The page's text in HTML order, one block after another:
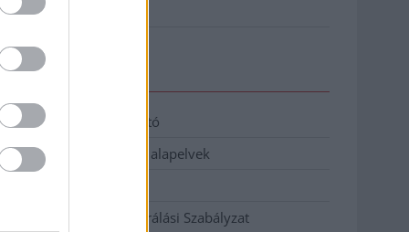
fákkal?
Elérhetőség
Adatkezelési tájékoztató
Etikai és függetlenségi alapelvek
Hozzászólási és Moderálási Szabályzat